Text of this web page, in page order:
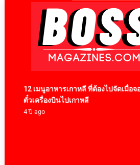
BossMagazinesThailand
12 เมนูอาหารเกาหลี ที่ต้องไปจัดเมื่อจอง
ตั๋วเครื่องบินไปเกาหลี
4 ปี ago